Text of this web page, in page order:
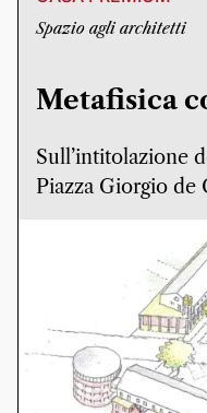
Spazio agli architetti
Metafisica
Sull’intitolazione
Piazza Giorgio de